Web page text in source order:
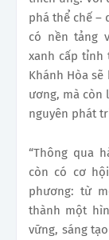
phá thể chế –
có nền tảng
xanh cấp tỉnh
Khánh Hòa
ương, mà còn
nguyên phát
“Thông qua
còn có cơ
phương: từ
thành một
vững, sáng